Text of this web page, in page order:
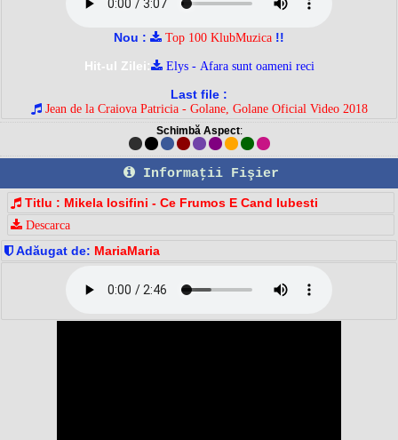
Nou : Top 100 KlubMuzica !!
Hit-ul Zilei:
Elys - Afara sunt oameni reci
Last file :
Jean de la Craiova Patricia - Golane, Golane Oficial Video 2018
Schimbă Aspect:
Informaţii Fişier
Titlu : Mikela Iosifini - Ce Frumos E Cand Iubesti
Descarca
Adăugat de: MariaMaria